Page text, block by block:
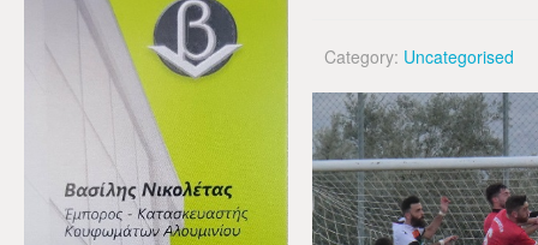
Category: Uncategorised